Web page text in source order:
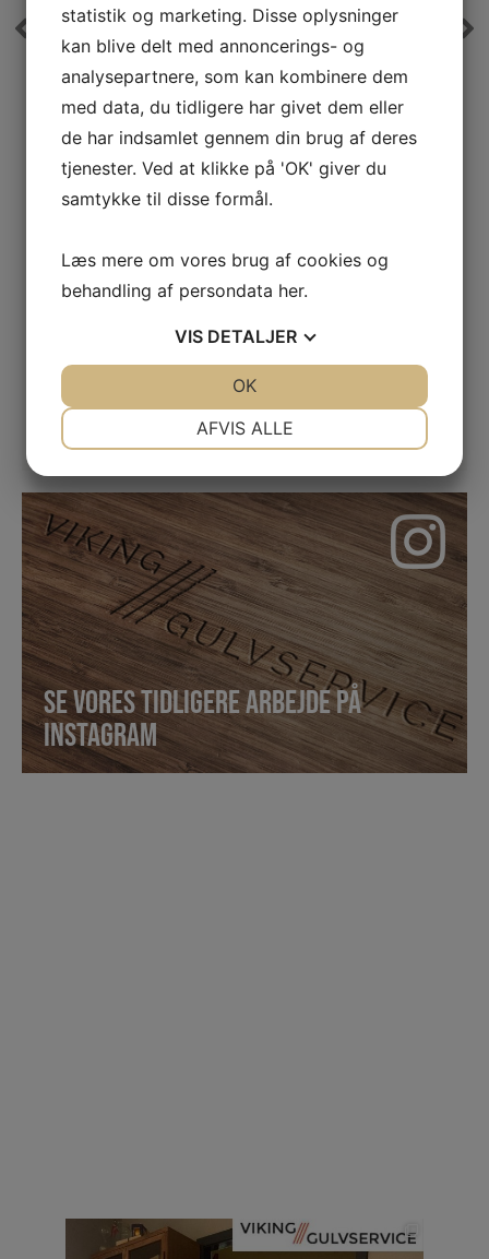
Vikinggulvservice er uden tvivl den
bedste gulvservice der er blevet udført
i mit hjem. Medarbejderne udfører et
fantastisk stykke arbejde gang på
gang til fremragende priser. Uden tvivl
anbefalelsesværdigt.
SE VORES TIDLIGERE ARBEJDE PÅ
INSTAGRAM
statistik og marketing. Disse oplysninger
kan blive delt med annoncerings- og
analysepartnere, som kan kombinere dem
med data, du tidligere har givet dem eller
de har indsamlet gennem din brug af deres
tjenester. Ved at klikke på 'OK' giver du
samtykke til disse formål.
Læs mere om vores brug af cookies og
behandling af persondata her.
VIS DETALJER
MARKETING STATISTIK
AFVIS ALLE
OK